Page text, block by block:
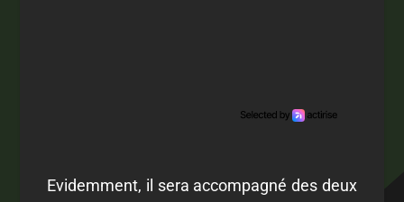
Evidemment, il sera accompagné des deux